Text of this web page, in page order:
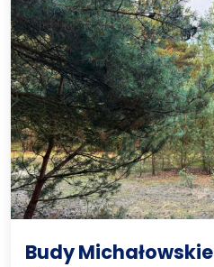
Budy Michałowskie